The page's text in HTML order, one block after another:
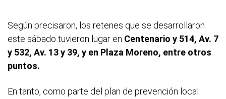
Según precisaron, los retenes que se desarrollaron
este sábado tuvieron lugar en Centenario y 514, Av. 7
y 532, Av. 13 y 39, y en Plaza Moreno, entre otros
puntos.
En tanto, como parte del plan de prevención local